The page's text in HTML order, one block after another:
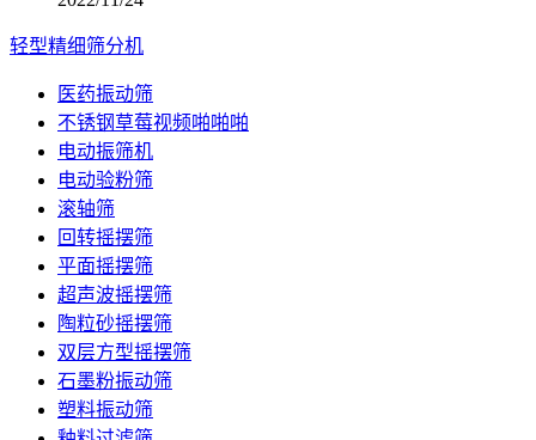
轻型精细筛分机
医药振动筛
不锈钢草莓视频啪啪啪
电动振筛机
电动验粉筛
滚轴筛
回转摇摆筛
平面摇摆筛
超声波摇摆筛
陶粒砂摇摆筛
双层方型摇摆筛
石墨粉振动筛
塑料振动筛